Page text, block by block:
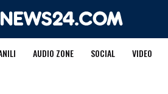
AUDIO ZONE SOCIAL VIDEO